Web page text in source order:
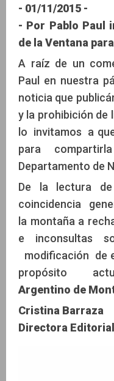
- 01/11/2015 -
- Por Pablo Paul
de la Ventana
A raíz de un
Paul en nuestra
noticia que
y la prohibición de
lo invitamos a
para
Departamento de
De la lectura
coincidencia
la montaña a
e inconsultas
modificación de
propósito
Argentino de
Cristina Barraza
Directora Editorial